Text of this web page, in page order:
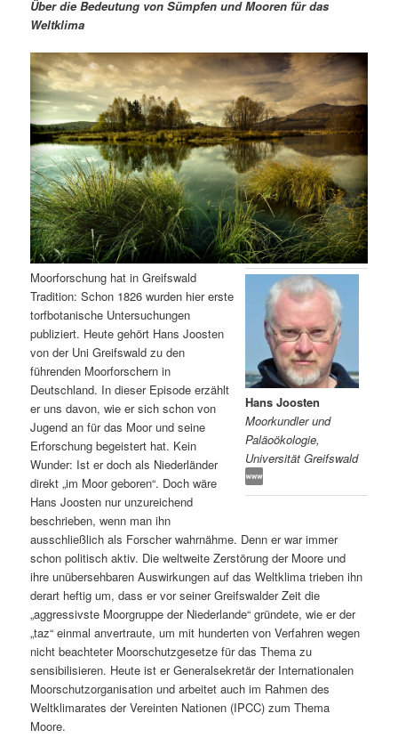
r
e
n
I
n
h
a
s
p
r
i
n
g
e
n
d
ä
r
e
n
I
n
l
t
s
p
r
i
n
g
e
n
a
g
a
t
i
o
n
Über die Bedeutung von Sümpfen und Mooren für das
Weltklima
Hans Joosten
Moorkundler und
Paläoökologie,
Universität Greifswald
Moorforschung hat in Greifswald
Tradition: Schon 1826 wurden hier erste
torfbotanische Untersuchungen
publiziert. Heute gehört Hans Joosten
von der Uni Greifswald zu den
führenden Moorforschern in
Deutschland. In dieser Episode erzählt
er uns davon, wie er sich schon von
Jugend an für das Moor und seine
Erforschung begeistert hat. Kein
Wunder: Ist er doch als Niederländer
direkt „im Moor geboren“. Doch wäre
Hans Joosten nur unzureichend
beschrieben, wenn man ihn
ausschließlich als Forscher wahrnähme. Denn er war immer
schon politisch aktiv. Die weltweite Zerstörung der Moore und
ihre unübersehbaren Auswirkungen auf das Weltklima trieben ihn
derart heftig um, dass er vor seiner Greifswalder Zeit die
„aggressivste Moorgruppe der Niederlande“ gründete, wie er der
„taz“ einmal anvertraute, um mit hunderten von Verfahren wegen
nicht beachteter Moorschutzgesetze für das Thema zu
sensibilisieren. Heute ist er Generalsekretär der Internationalen
Moorschutzorganisation und arbeitet auch im Rahmen des
Weltklimarates der Vereinten Nationen (IPCC) zum Thema
Moore.